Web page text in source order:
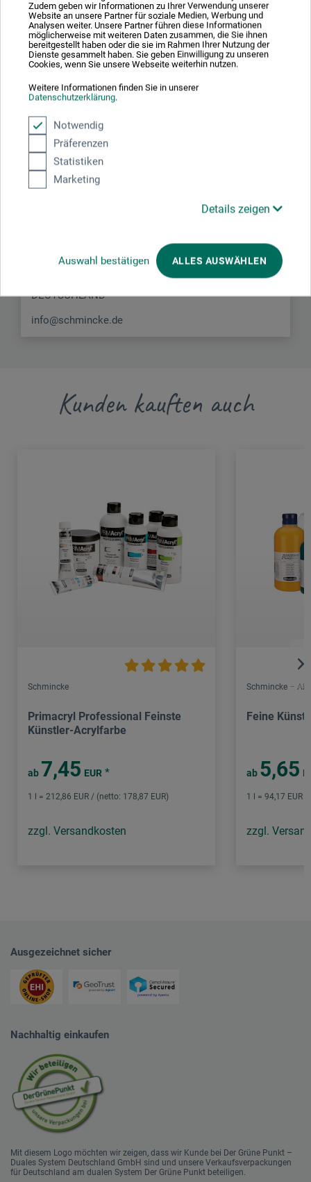
Zudem geben wir Informationen zu Ihrer Verwendung unserer
Website an unsere Partner für soziale Medien, Werbung und
Analysen weiter. Unsere Partner führen diese Informationen
möglicherweise mit weiteren Daten zusammen, die Sie ihnen
bereitgestellt haben oder die sie im Rahmen Ihrer Nutzung der
Dienste gesammelt haben. Sie geben Einwilligung zu unseren
Cookies, wenn Sie unsere Webseite weiterhin nutzen.
Weitere Informationen finden Sie in unserer
Datenschutzerklärung.
Notwendig
Präferenzen
Statistiken
Marketing
Details zeigen
Auswahl bestätigen ALLES AUSWÄHLEN
JETZT PRODUKT BEWERTEN
Hersteller-Kontakt
Hier finden Sie die Kontaktdaten des Herstellers zu
DEUTSCHLAND
info@schmincke.de
Kunden kauften auch
Schmincke
Primacryl Professional Feinste
Künstler-Acrylfarbe
ab 7,45 EUR *
1 l = 212,86 EUR / (netto: 178,87 EUR)
zzgl. Versandkosten
Schmincke –
Feine
ab 5,65
1 l = 94,17 EUR
zzgl.
Ausgezeichnet sicher
Nachhaltig einkaufen
Mit diesem Logo möchten wir zeigen, dass wir Kunde bei Der Grüne Punkt –
Duales System Deutschland GmbH sind und unsere Verkaufsverpackungen
für Deutschland am dualen System Der Grüne Punkt beteiligen.